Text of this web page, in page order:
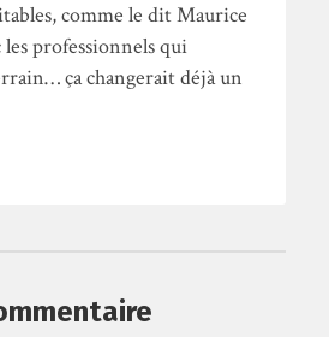
comme le dit Maurice
professionnels qui
ça changerait déjà un